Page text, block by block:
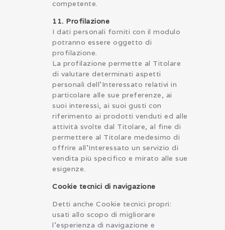
competente.
11. Profilazione
I dati personali forniti con il modulo
potranno essere oggetto di
profilazione.
La profilazione permette al Titolare
di valutare determinati aspetti
personali dell’Interessato relativi in
particolare alle sue preferenze, ai
suoi interessi, ai suoi gusti con
riferimento ai prodotti venduti ed alle
attività svolte dal Titolare, al fine di
permettere al Titolare medesimo di
offrire all’Interessato un servizio di
vendita più specifico e mirato alle sue
esigenze.
Cookie tecnici di navigazione
Detti anche Cookie tecnici propri:
usati allo scopo di migliorare
l’esperienza di navigazione e